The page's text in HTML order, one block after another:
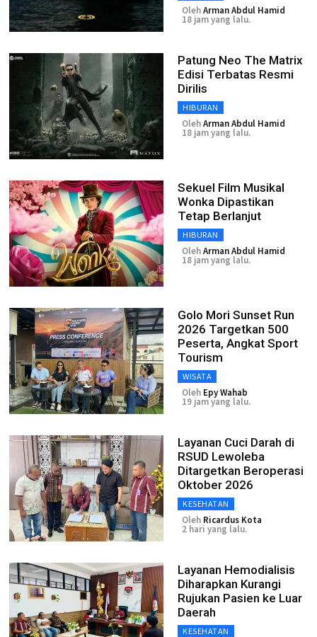
OlehArman Abdul Hamid
18 jam yang lalu.
Patung Neo The Matrix
Edisi Terbatas Resmi
Dirilis
HIBURAN
OlehArman Abdul Hamid
18 jam yang lalu.
Sekuel Film Musikal
Wonka Dipastikan
Tetap Berlanjut
HIBURAN
OlehArman Abdul Hamid
18 jam yang lalu.
Golo Mori Sunset Run
2026 Targetkan 500
Peserta, Angkat Sport
Tourism
WISATA
Oleh Epy Wahab
19 jam yang lalu.
Layanan Cuci Darah di
RSUD Lewoleba
Ditargetkan Beroperasi
Oktober 2026
KESEHATAN
Oleh Ricardus Kota
2 hari yang lalu.
Layanan Hemodialisis
Diharapkan Kurangi
Rujukan Pasien ke Luar
Daerah
KESEHATAN